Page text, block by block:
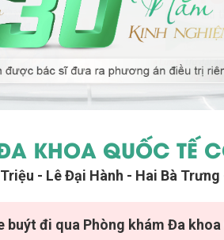
KHOA QUỐC TẾ
- Lê Đại Hành - Hai Bà Trưng
buýt đi qua Phòng khám Đa